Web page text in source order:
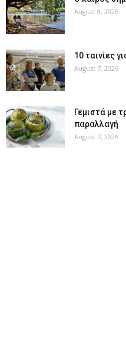
August 8, 2026
10 ταινίες
August 7, 2026
Γεμιστά με
παραλλαγή
August 7, 2026